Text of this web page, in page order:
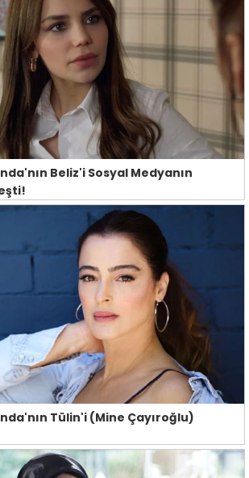
Beliz'i Sosyal Medyanın
Tülin'i (Mine Çayıroğlu)